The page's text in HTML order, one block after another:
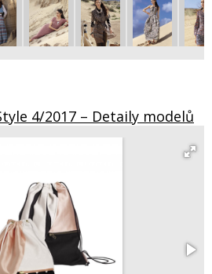
4/2017 – Detaily modelů